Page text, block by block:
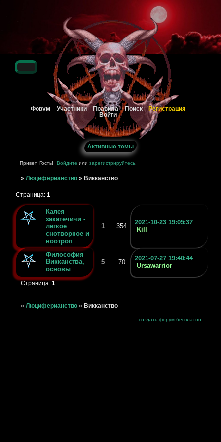
Форум Участники Правила Поиск Регистрация
Войти
Активные темы
Привет, Гость! Войдите илизарегистрируйтесь
» Люциферианство » Викканство
Страница:1
Калея
закатечичи -
легкое
снотворное и
ноотроп
1 354
2021-10-23 19:05:37
Kill
Философия
Викканства,
основы
5 70
2021-07-27 19:40:44
Ursawarrior
Страница: 1
» Люциферианство » Викканство
создать форум бесплатно